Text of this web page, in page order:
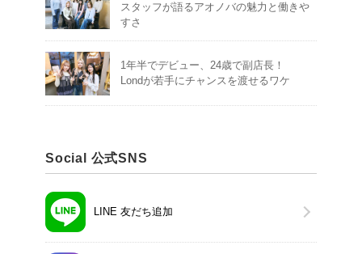
スタッフが語るアオノバの魅力と働きや
すさ
1年半でデビュー、24歳で副店長！
Londが若手にチャンスを渡せるワケ
Social 公式SNS
LINE 友だち追加